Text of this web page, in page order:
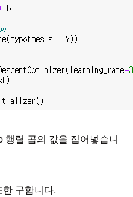
행렬 곱의 값을 집어넣습니
구합니다.